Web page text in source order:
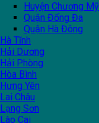
Huyện Chương Mỹ
Quận Đống Đa
Quận Hà Đông
Hà Tĩnh
Hải Dương
Hải Phòng
Hòa Bình
Hưng Yên
Lai Châu
Lạng Sơn
Lào Cai